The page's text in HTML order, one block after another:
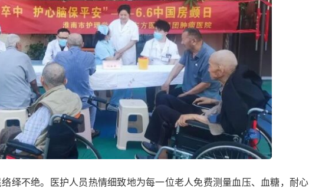
绎不绝。医护人员热情细致地为每一位老人免费测量血压、血糖，耐心